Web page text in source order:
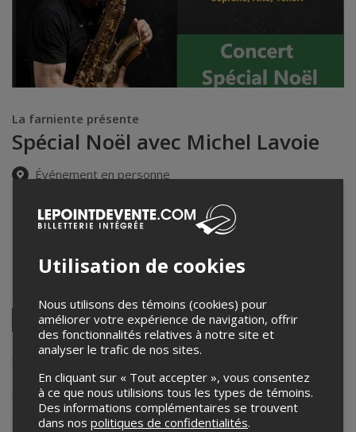
La farniente présente
Spécial Noël avec Michel Lavoie
Événement en personne
19h00 – 23h00 / Entrée: 17h30
81 Notre Dame Est
Victoriaville QC, Canada
Facebook
Twitter
LinkedinPinterestEnvoyer
par
courriel
Lepointdevente.com agit à titre de mandataire pour
dans le cadre de l’affichage en ligne et la vente de billets pour ses
événements.
Pour plus d’information à propos de cet événement, veuillez
contacter l’organisateur de l’événement,La farniente, à
info@cafefarniente.com.
Utilisation de cookies
Nous utilisons des témoins (cookies) pour
améliorer votre expérience de navigation, offrir
des fonctionnalités relatives à notre site et
analyser le trafic de nos sites.
En cliquant sur « Tout accepter », vous consentez
à ce que nous utilisions tous les types de témoins.
Des informations complémentaires se trouvent
dans nos politiques de confidentialités.